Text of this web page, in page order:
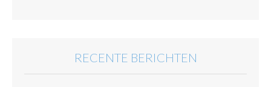
RECENTE BERICHTEN